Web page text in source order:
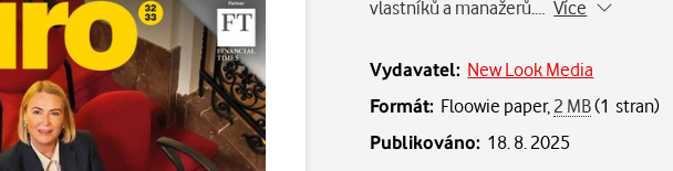
vlastníků a manažerů.…Více
Vydavatel: New Look Media
Formát: Floowie paper, 2 MB(1 stran)
Publikováno: 18. 8. 2025